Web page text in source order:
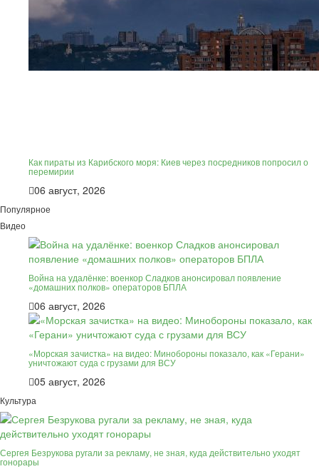
Как пираты из Карибского моря: Киев через посредников попросил о
перемирии
06 август, 2026
Популярное
Видео
Война на удалёнке: военкор Сладков анонсировал появление
«домашних полков» операторов БПЛА
06 август, 2026
«Морская зачистка» на видео: Минобороны показало, как «Герани»
уничтожают суда с грузами для ВСУ
05 август, 2026
Культура
Сергея Безрукова ругали за рекламу, не зная, куда действительно уходят
гонорары